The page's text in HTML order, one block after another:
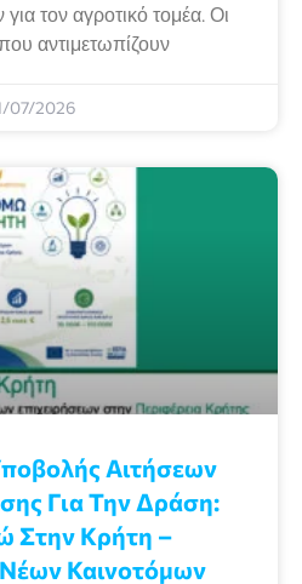
τον αγροτικό τομέα. Οι
αντιμετωπίζουν
07/2026
Αιτήσεων
Για Την Δράση:
Στην Κρήτη –
Καινοτόμων